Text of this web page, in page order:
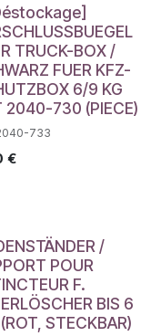
TRUCK-BOX /
FUER KFZ-
6/9 KG
2040-730 (PIECE)
733
€
/
POUR
F.
BIS 6
STECKBAR)